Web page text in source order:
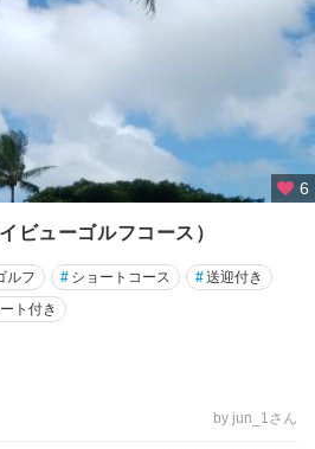
6
ビューゴルフコース）
ルフ # ショートコース #送迎付き
ト付き
by jun_1さん